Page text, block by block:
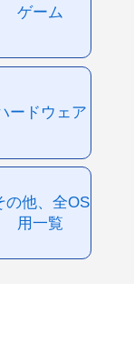
ゲーム
ードウェア
の他、全OS
用一覧